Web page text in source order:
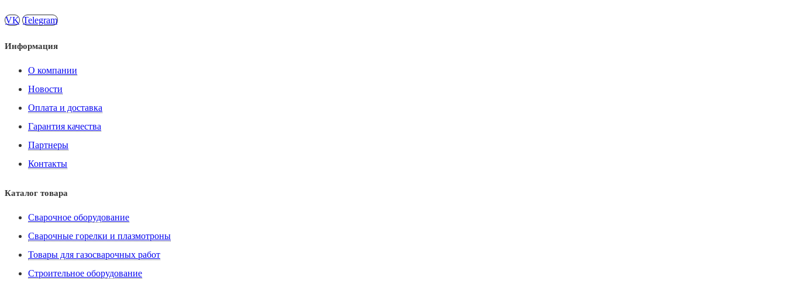
VK Telegram
Информация
О компании
Новости
Оплата и доставка
Гарантия качества
Партнеры
Контакты
Каталог товара
Сварочное оборудование
Сварочные горелки и плазмотроны
Товары для газосварочных работ
Строительное оборудование